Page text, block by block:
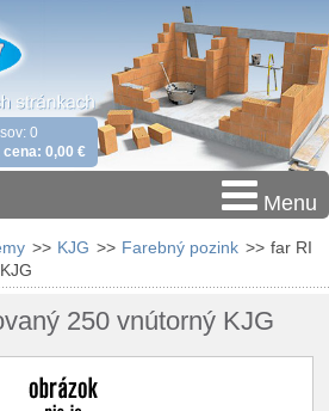
0
0,00 €
Menu
>> KJG >> Farebný pozink >> far RI
250 vnútorný KJG